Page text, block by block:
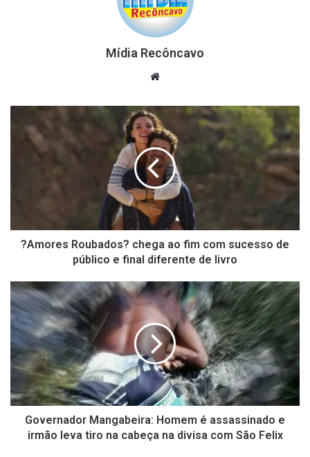
Mídia Recôncavo
Website
?Amores Roubados? chega ao fim com sucesso de
público e final diferente de livro
Governador Mangabeira: Homem é assassinado e
irmão leva tiro na cabeça na divisa com São Felix